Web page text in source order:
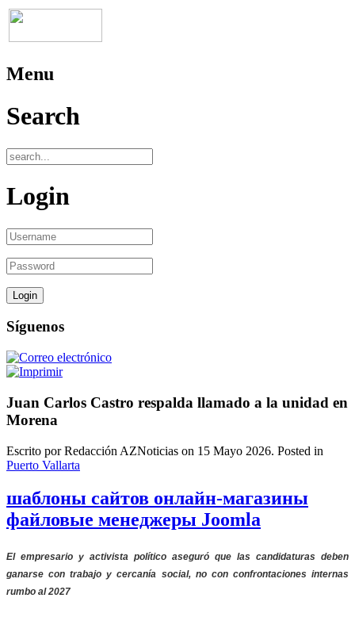
Menu
Search
Login
Síguenos
Juan Carlos Castro respalda llamado a la unidad en
Morena
Escrito por Redacción AZNoticias on 15 Mayo 2026. Posted in
Puerto Vallarta
шаблоны сайтов онлайн-магазины
файловые менеджеры Joomla
El empresario y activista político aseguró que las candidaturas deben
ganarse con trabajo y cercanía social, no con confrontaciones internas
rumbo al 2027